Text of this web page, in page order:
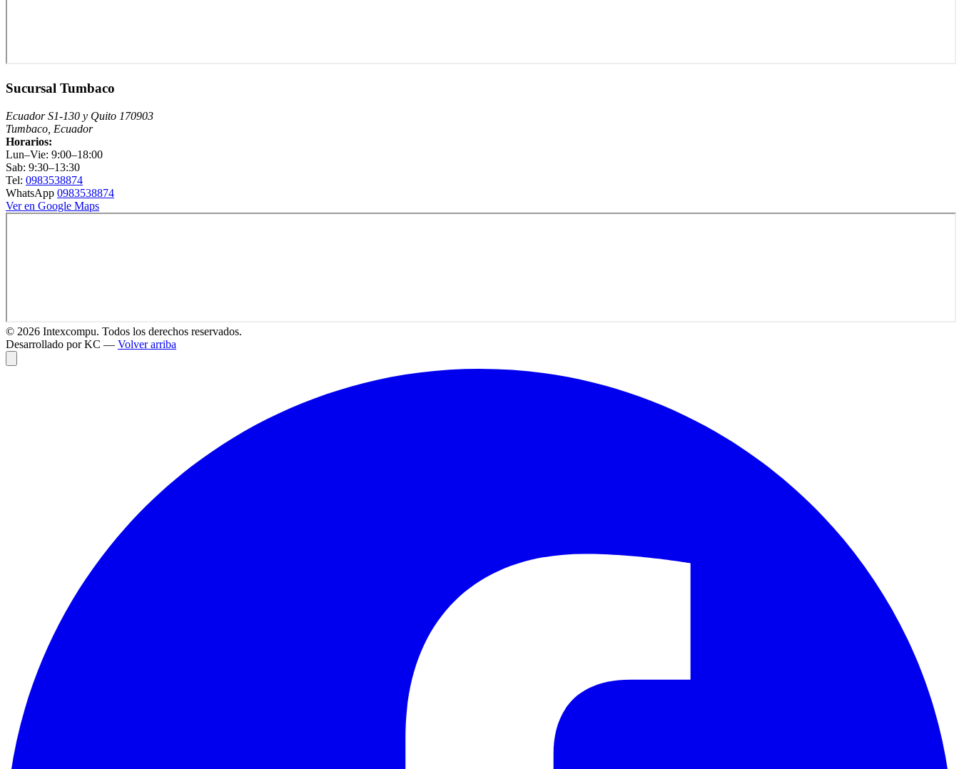
Sucursal Tumbaco
Ecuador S1-130 y Quito 170903
Tumbaco, Ecuador
Horarios:
Lun–Vie: 9:00–18:00
Sab: 9:30–13:30
Tel: 0983538874
WhatsApp 0983538874
Ver en Google Maps
© 2026 Intexcompu. Todos los derechos reservados.
Desarrollado por KC — Volver arriba